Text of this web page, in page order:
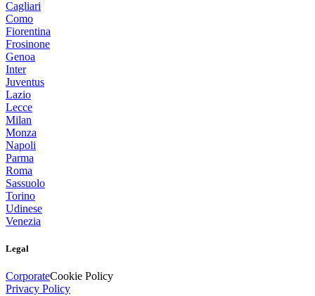
Cagliari
Como
Fiorentina
Frosinone
Genoa
Inter
Juventus
Lazio
Lecce
Milan
Monza
Napoli
Parma
Roma
Sassuolo
Torino
Udinese
Venezia
Legal
CorporateCookie Policy
Privacy Policy